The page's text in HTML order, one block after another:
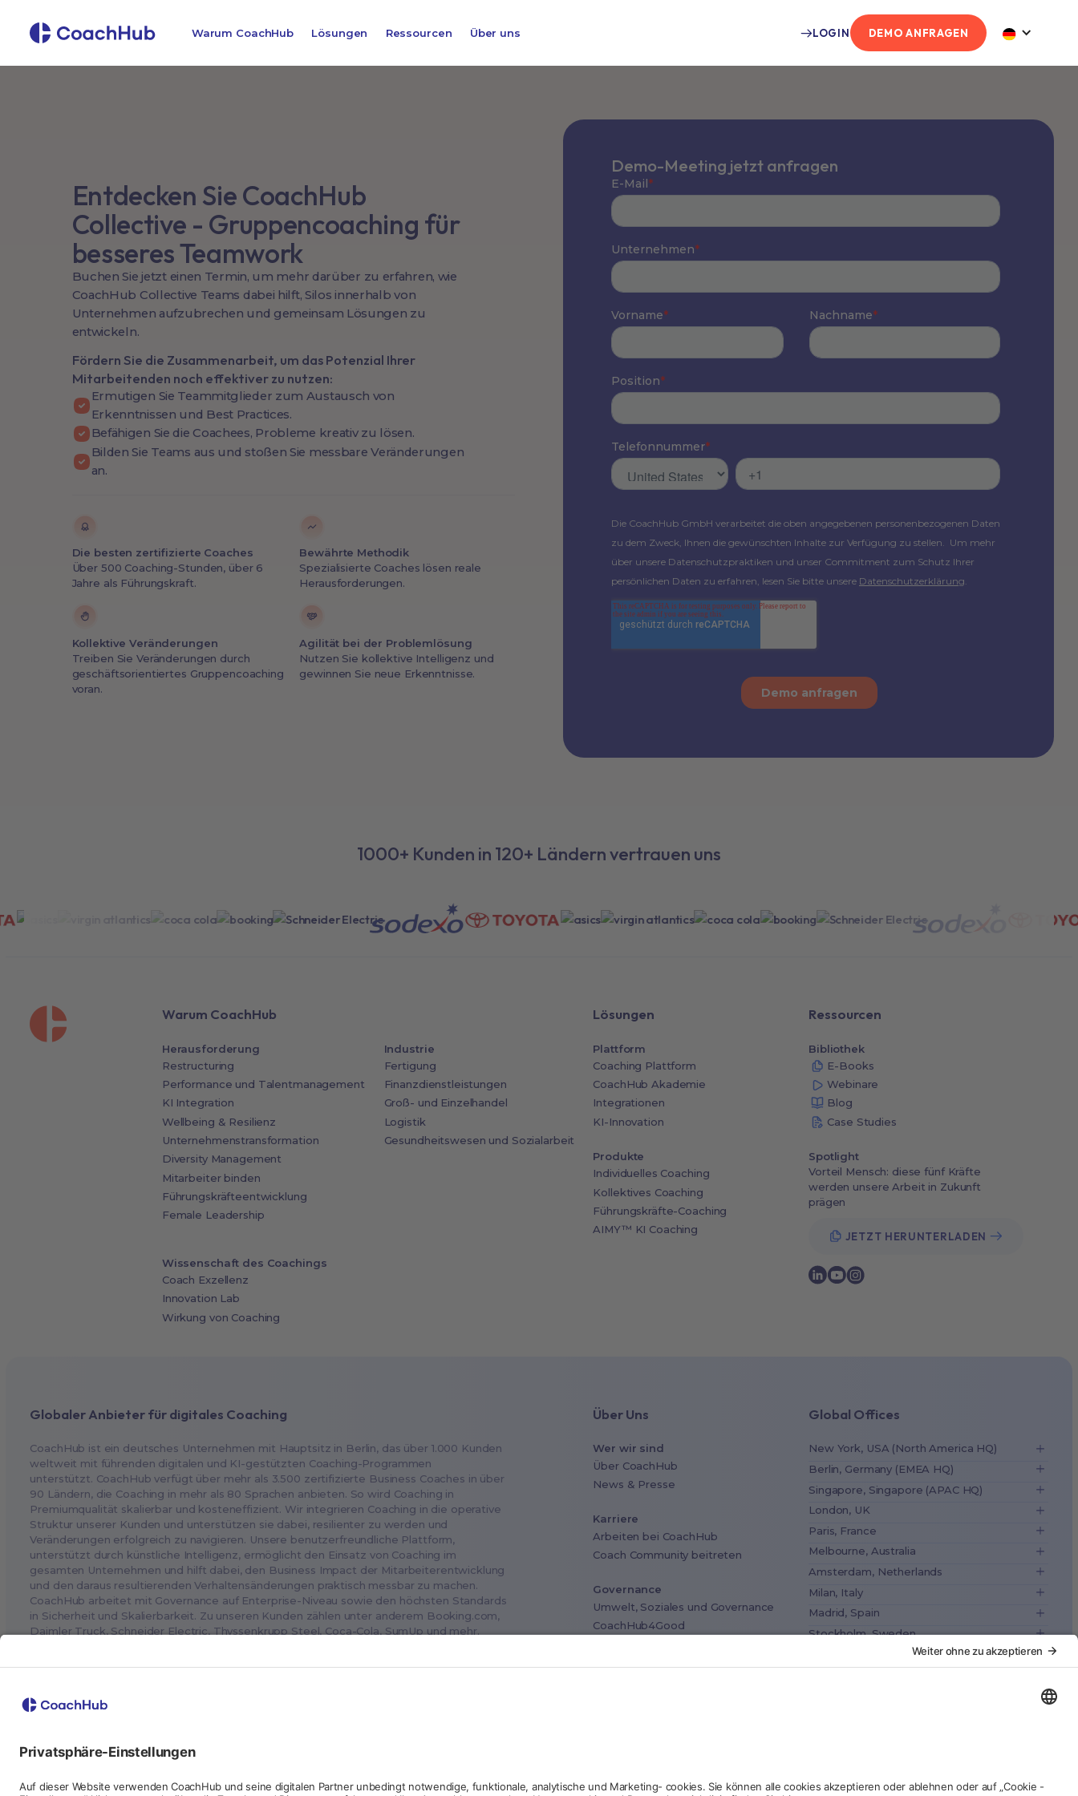
Warum CoachHub Lösungen Ressourcen Über uns LOGIN DEMO ANFRAGEN
Entdecken Sie CoachHub
Collective - Gruppencoaching für
besseres Teamwork
Buchen Sie jetzt einen Termin, um mehr darüber zu erfahren, wie
CoachHub Collective Teams dabei hilft, Silos innerhalb von
Unternehmen aufzubrechen und gemeinsam Lösungen zu
entwickeln.
Fördern Sie die Zusammenarbeit, um das Potenzial Ihrer
Mitarbeitenden noch effektiver zu nutzen:
Ermutigen Sie Teammitglieder zum Austausch von
Erkenntnissen und Best Practices.
Befähigen Sie die Coachees, Probleme kreativ zu lösen.
Bilden Sie Teams aus und stoßen Sie messbare Veränderungen
an.
Die besten zertifizierte Coaches
Über 500 Coaching-Stunden, über 6
Jahre als Führungskraft.
Bewährte Methodik
Spezialisierte Coaches lösen reale
Herausforderungen.
Kollektive Veränderungen
Treiben Sie Veränderungen durch
geschäftsorientiertes Gruppencoaching
voran.
Agilität bei der Problemlösung
Nutzen Sie kollektive Intelligenz und
gewinnen Sie neue Erkenntnisse.
Demo-Meeting jetzt anfragen
1000+ Kunden in 120+ Ländern vertrauen uns
Warum CoachHub
Herausforderung
Restructuring
Performance und Talentmanagement
KI Integration
Wellbeing & Resilienz
Unternehmenstransformation
Diversity Management
Mitarbeiter binden
Führungskräfteentwicklung
Female Leadership
Industrie
Fertigung
Finanzdienstleistungen
Groß- und Einzelhandel
Logistik
Gesundheitswesen und Sozialarbeit
Wissenschaft des Coachings
Coach Exzellenz
Innovation Lab
Wirkung von Coaching
Lösungen
Plattform
Coaching Plattform
CoachHub Akademie
Integrationen
KI-Innovation
Produkte
Individuelles Coaching
Kollektives Coaching
Führungskräfte-Coaching
AIMY™ KI Coaching
Ressourcen
Bibliothek
E-Books
Webinare
Blog
Case Studies
Spotlight
Vorteil Mensch: diese fünf Kräfte
werden unsere Arbeit in Zukunft
prägen
JETZT HERUNTERLADEN
Globaler Anbieter für digitales Coaching
CoachHub ist ein deutsches Unternehmen mit Hauptsitz in Berlin, das über 1.000 Kunden
weltweit mit führenden digitalen und KI-gestützten Coaching-Programmen
unterstützt. CoachHub verfügt über mehr als 3.500 zertifizierte Business Coaches in über
90 Ländern, die Coaching in mehr als 80 Sprachen anbieten. So wird Coaching in
Premiumqualität skalierbar und kosteneffizient. Wir integrieren Coaching in die operative
Struktur unserer Kunden und unterstützen sie dabei, resilienter zu werden und
Veränderungen erfolgreich zu navigieren. Unsere benutzerfreundliche Plattform,
unterstützt durch künstliche Intelligenz, ermöglicht den Einsatz von Coaching im
gesamten Unternehmen und hilft dabei, den Business Impact der Mitarbeiterentwicklung
und den daraus resultierenden Verhaltensänderungen praktisch messbar zu machen.
CoachHub arbeitet mit Governance auf Enterprise-Niveau sowie den höchsten Standards
in Sicherheit und Skalierbarkeit. Zu unseren Kunden zählen unter anderem Booking.com,
Daimler Truck, Schneider Electric, Thyssenkrupp Steel, Coca-Cola, SumUp und mehr.
Über Uns
Wer wir sind
Über CoachHub
News & Presse
Karriere
Arbeiten bei CoachHub
Coach Community beitreten
Governance
Umwelt, Soziales und Governance
CoachHub4Good
Global Offices
New York, USA (North America HQ)
Berlin, Germany (EMEA HQ)
Singapore, Singapore (APAC HQ)
London, UK
Paris, France
Melbourne, Australia
Amsterdam, Netherlands
Milan, Italy
Madrid, Spain
Stockholm, Sweden